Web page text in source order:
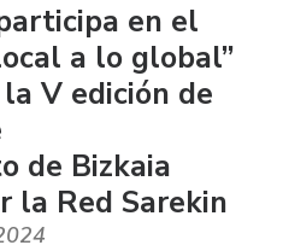
en el
a lo global”
V edición de
de Bizkaia
la Red Sarekin